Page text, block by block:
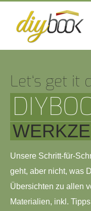
Let‘s get it
Unsere Schritt-für-
geht, aber nicht, was
Übersichten zu allen
Materialien, inkl.